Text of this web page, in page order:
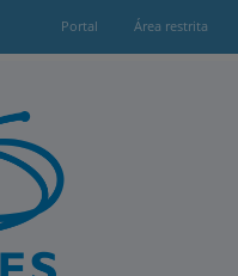
Portal Área restrita